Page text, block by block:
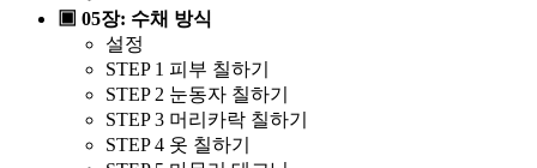
▣ 05장: 수채 방식
설정
STEP 1 피부 칠하기
STEP 2 눈동자 칠하기
STEP 3 머리카락 칠하기
STEP 4 옷 칠하기